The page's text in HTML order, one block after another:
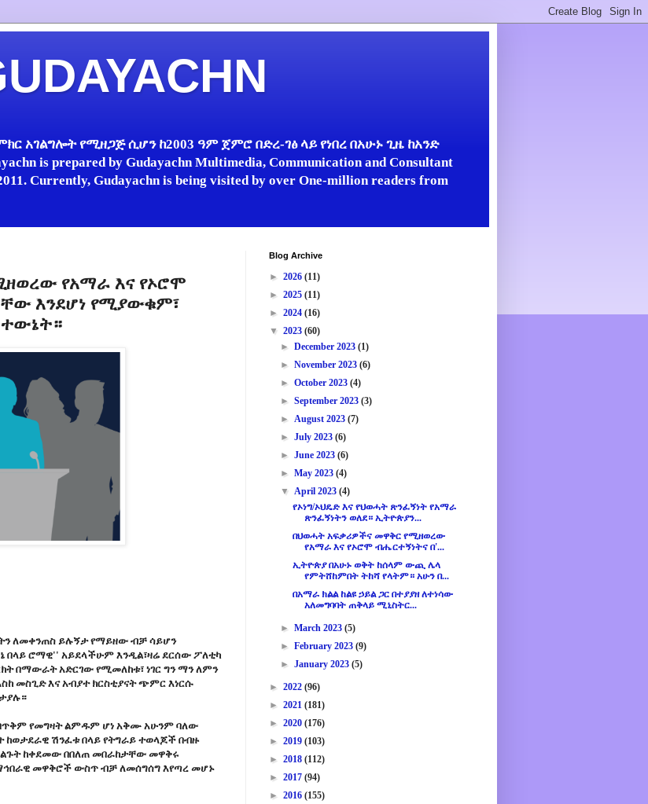
አገልግሎት የሚዘጋጅ ሲሆን ከ2003 ዓም ጀምሮ በድረ-ገፅ ላይ የነበረ በአሁኑ ጊዜ ከአንድ
is prepared by Gudayachn Multimedia, Communication and Consultant
Currently, Gudayachn is being visited by over One-million readers from
የአማራ እና የኦሮሞ
እንደሆነ የሚያውቁም፣
ለመቀንጠስ ይሉኝታ የማይዘው ብቻ ሳይሆን
በላይ ሮማዊ'' አይደላችሁም እንዲል፣ዛሬ ደርሰው ፖለቲካ
በማውራት አድርገው የሚመለከቱ፣ ነገር ግን ማን ለምን
መስጊድ እና አብያተ ክርስቲያናት ጭምር እነርሱ
የመግዛት ልምዱም ሆነ አቅሙ አሁንም ባለው
ከወታደራዊ ሽንፈቱ በላይ የትግራይ ተወላጆች በብዙ
ከቀደመው በበለጠ መበራከታቸው መዋቅሩ
መዋቅሮች ውስጥ ብቻ ለመሰግሰግ እየጣረ መሆኑ
Blog Archive
► 2026 (11)
► 2025 (11)
► 2024 (16)
▼ 2023 (60)
►December 2023(1)
►November 2023(6)
►October 2023(4)
►September 2023(3)
►August 2023(7)
►July 2023(6)
►June 2023(6)
►May 2023(4)
▼April 2023(4)
የኦነግ/ኦህዴድ እና የህወሓት ጽንፈኝነት የአማራ
ጽንፈኝነትን ወለደ። ኢትዮጵያን...
በህወሓት አፍቃሪዎችና መዋቅር የሚዘወረው
የአማራ እና የኦሮሞ ብሔርተኝነትና በ'...
ኢትዮጵያ በአሁኑ ወቅት ከሰላም ውጪ ሌላ
የምትሸከምበት ትከሻ የላትም። አሁን በ...
በአማራ ክልል ከልዩ ኃይል ጋር በተያያዘ ለተነሳው
አለመግባባት ጠቅላይ ሚኒስትር...
►March 2023(5)
►February 2023(9)
►January 2023(5)
► 2022 (96)
► 2021 (181)
► 2020 (176)
► 2019 (103)
► 2018 (112)
► 2017 (94)
► 2016 (155)